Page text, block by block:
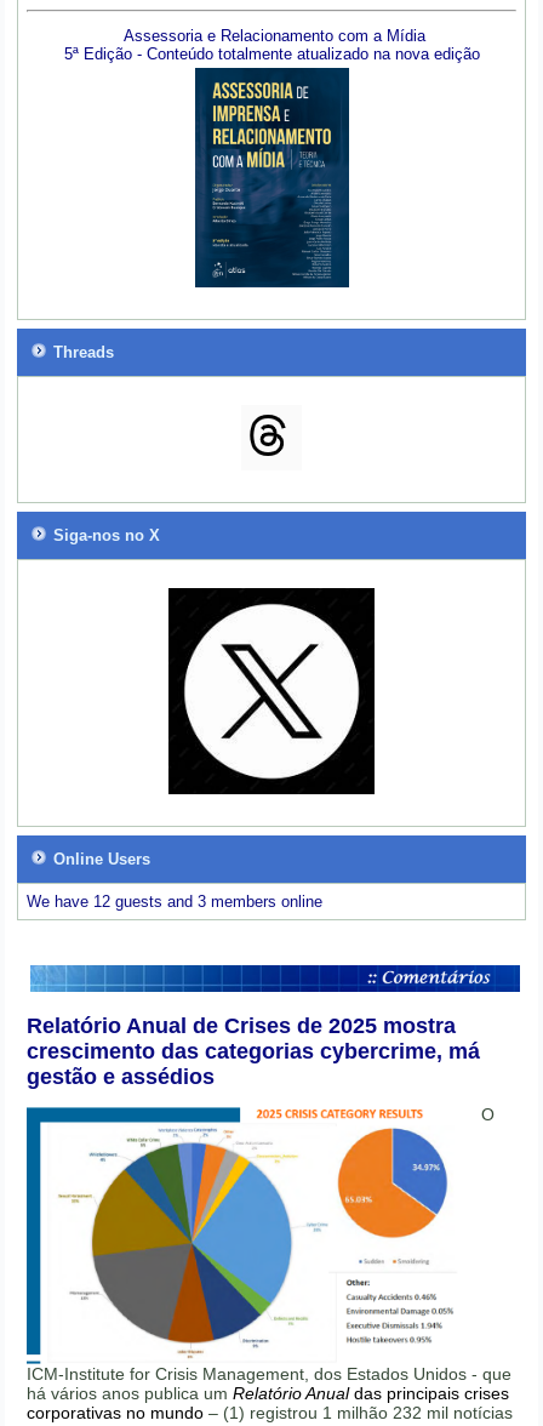
Assessoria e Relacionamento com a Mídia
5ª Edição - Conteúdo totalmente atualizado na nova edição
Threads
Siga-nos no X
Online Users
We have 12 guests and 3 members online
Relatório Anual de Crises de 2025 mostra
crescimento das categorias cybercrime, má
gestão e assédios
O
ICM-Institute for Crisis Management, dos Estados Unidos - que
há vários anos publica umRelatório Anualdas principais crises
corporativas no mundo – (1) registrou 1 milhão 232 mil notícias